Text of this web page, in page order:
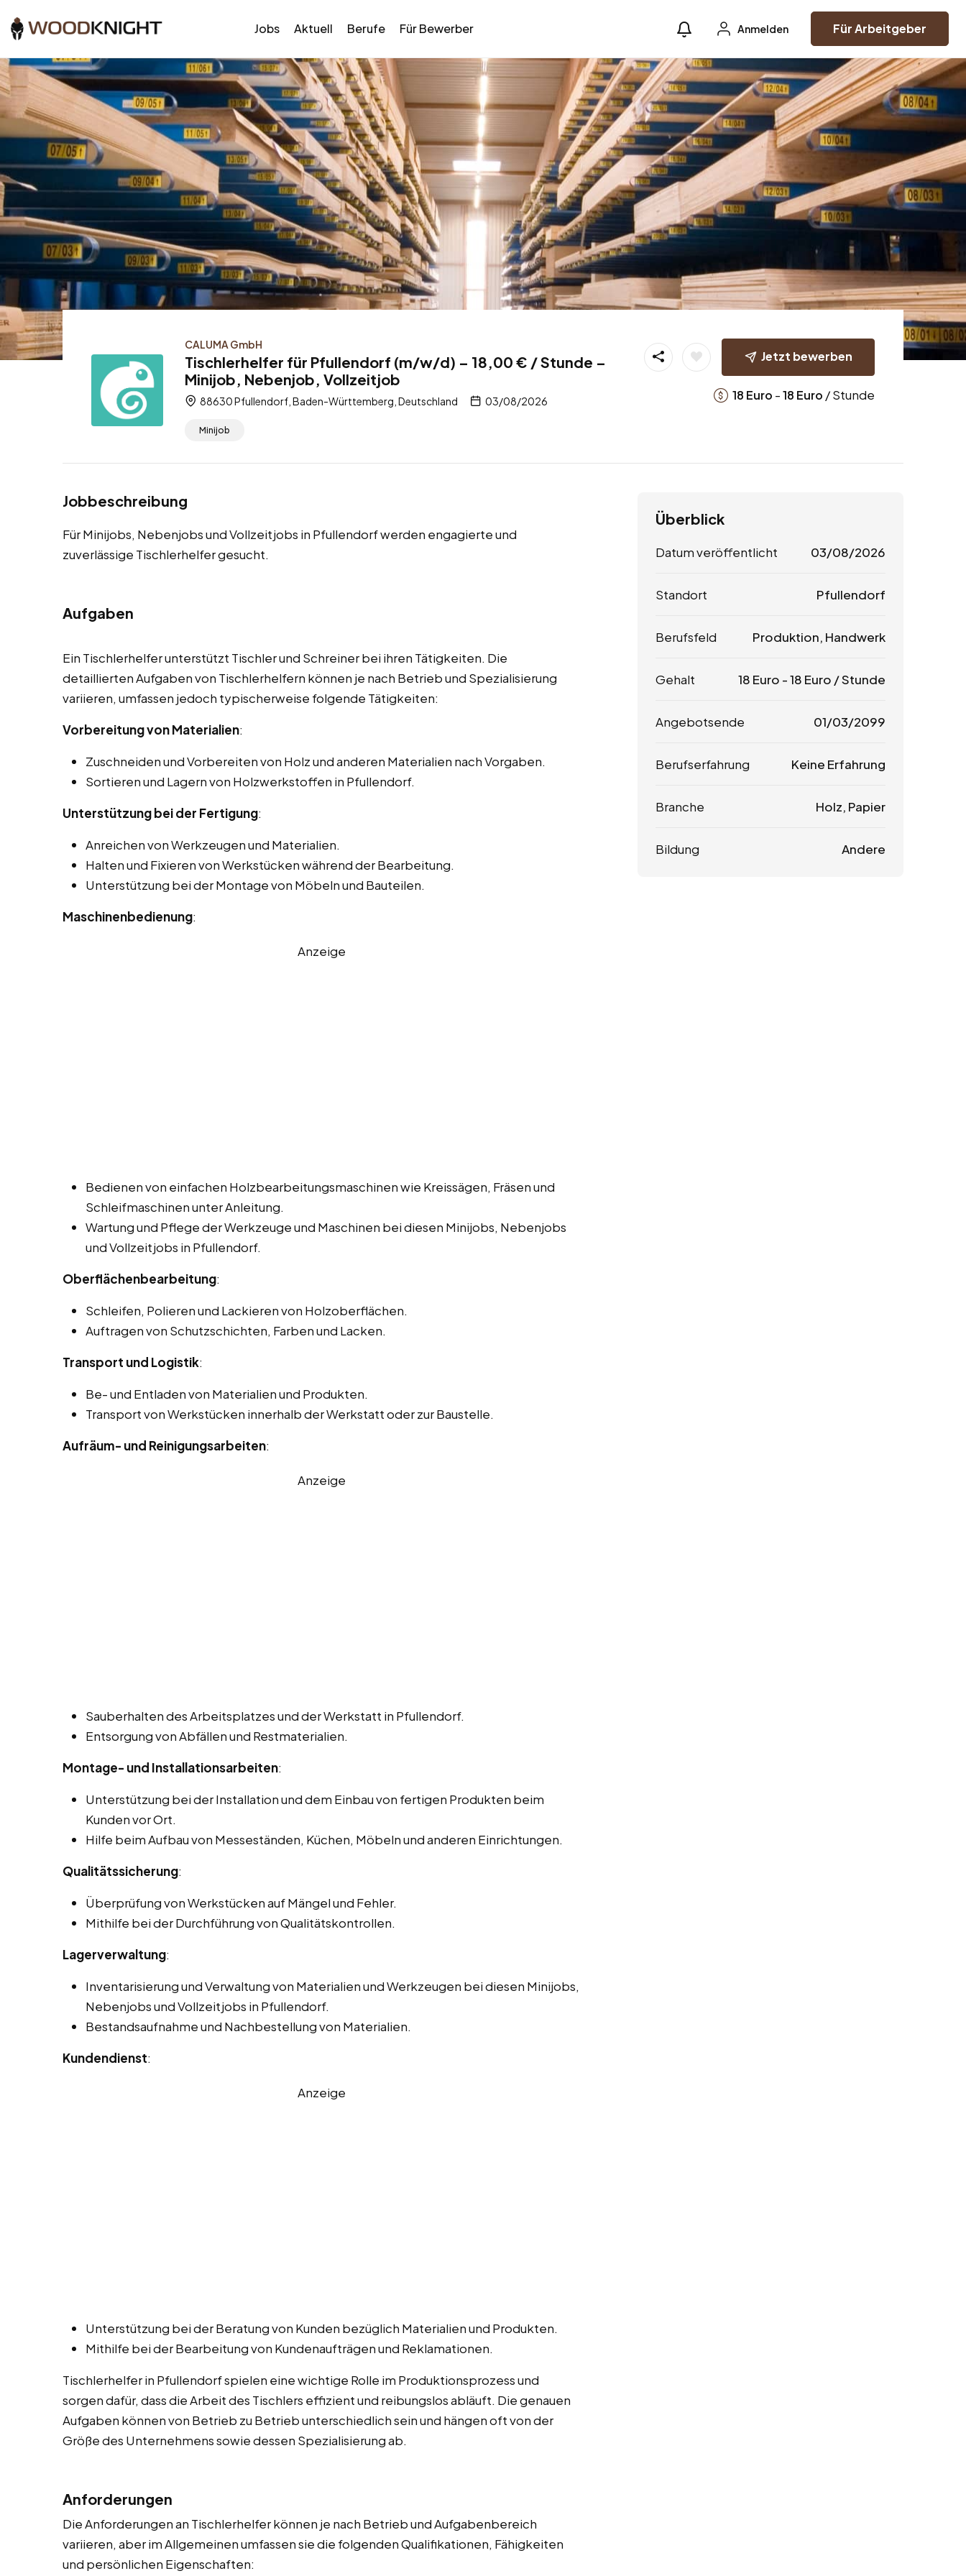
Jobs Aktuell Berufe Für Bewerber Anmelden Für Arbeitgeber
CALUMA GmbH
Tischlerhelfer für Pfullendorf (m/w/d) – 18,00 € / Stunde –
Minijob, Nebenjob, Vollzeitjob
88630 Pfullendorf, Baden-Württemberg, Deutschland 03/08/2026
Minijob
Jetzt bewerben
18 Euro -18 Euro / Stunde
Jobbeschreibung
Für Minijobs, Nebenjobs und Vollzeitjobs in Pfullendorf werden engagierte und
zuverlässige Tischlerhelfer gesucht.
Aufgaben
Ein Tischlerhelfer unterstützt Tischler und Schreiner bei ihren Tätigkeiten. Die
detaillierten Aufgaben von Tischlerhelfern können je nach Betrieb und Spezialisierung
variieren, umfassen jedoch typischerweise folgende Tätigkeiten:
Vorbereitung von Materialien:
Zuschneiden und Vorbereiten von Holz und anderen Materialien nach Vorgaben.
Sortieren und Lagern von Holzwerkstoffen in Pfullendorf.
Unterstützung bei der Fertigung:
Anreichen von Werkzeugen und Materialien.
Halten und Fixieren von Werkstücken während der Bearbeitung.
Unterstützung bei der Montage von Möbeln und Bauteilen.
Maschinenbedienung:
Anzeige
Bedienen von einfachen Holzbearbeitungsmaschinen wie Kreissägen, Fräsen und
Schleifmaschinen unter Anleitung.
Wartung und Pflege der Werkzeuge und Maschinen bei diesen Minijobs, Nebenjobs
und Vollzeitjobs in Pfullendorf.
Oberflächenbearbeitung:
Schleifen, Polieren und Lackieren von Holzoberflächen.
Auftragen von Schutzschichten, Farben und Lacken.
Transport und Logistik:
Be- und Entladen von Materialien und Produkten.
Transport von Werkstücken innerhalb der Werkstatt oder zur Baustelle.
Aufräum- und Reinigungsarbeiten:
Anzeige
Sauberhalten des Arbeitsplatzes und der Werkstatt in Pfullendorf.
Entsorgung von Abfällen und Restmaterialien.
Montage- und Installationsarbeiten:
Unterstützung bei der Installation und dem Einbau von fertigen Produkten beim
Kunden vor Ort.
Hilfe beim Aufbau von Messeständen, Küchen, Möbeln und anderen Einrichtungen.
Qualitätssicherung:
Überprüfung von Werkstücken auf Mängel und Fehler.
Mithilfe bei der Durchführung von Qualitätskontrollen.
Lagerverwaltung:
Inventarisierung und Verwaltung von Materialien und Werkzeugen bei diesen Minijobs,
Nebenjobs und Vollzeitjobs in Pfullendorf.
Bestandsaufnahme und Nachbestellung von Materialien.
Kundendienst:
Anzeige
Unterstützung bei der Beratung von Kunden bezüglich Materialien und Produkten.
Mithilfe bei der Bearbeitung von Kundenaufträgen und Reklamationen.
Tischlerhelfer in Pfullendorf spielen eine wichtige Rolle im Produktionsprozess und
sorgen dafür, dass die Arbeit des Tischlers effizient und reibungslos abläuft. Die genauen
Aufgaben können von Betrieb zu Betrieb unterschiedlich sein und hängen oft von der
Größe des Unternehmens sowie dessen Spezialisierung ab.
Anforderungen
Die Anforderungen an Tischlerhelfer können je nach Betrieb und Aufgabenbereich
variieren, aber im Allgemeinen umfassen sie die folgenden Qualifikationen, Fähigkeiten
und persönlichen Eigenschaften:
Überblick
Datum veröffentlicht 03/08/2026
Standort Pfullendorf
Berufsfeld Produktion, Handwerk
Gehalt 18 Euro -18 Euro / Stunde
Angebotsende 01/03/2099
Berufserfahrung Keine Erfahrung
Branche Holz, Papier
Bildung Andere